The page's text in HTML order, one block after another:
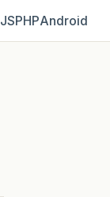
JSPHPAndroid